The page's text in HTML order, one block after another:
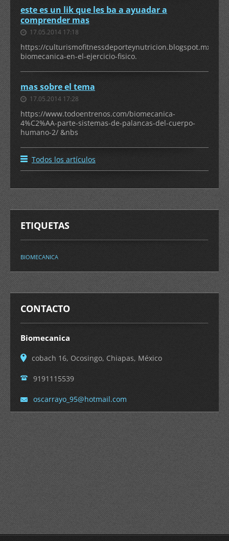
este es un lik que les ba a ayuadar a
comprender mas
17.05.2014 17:18
https://culturismofitnessdeporteynutricion.blogspot.mx/
biomecanica-en-el-ejercicio-fisico.
mas sobre el tema
17.05.2014 17:28
https://www.todoentrenos.com/biomecanica-
4%C2%AA-parte-sistemas-de-palancas-del-cuerpo-
humano-2/ &nbs
Todos los artículos
ETIQUETAS
BIOMECANICA
CONTACTO
Biomecanica
cobach 16, Ocosingo, Chiapas, México
9191115539
oscarrayo_95@hotmail.com